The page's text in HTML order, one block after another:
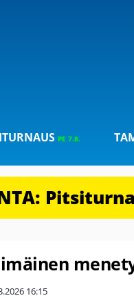
PE 7.8.
16:15